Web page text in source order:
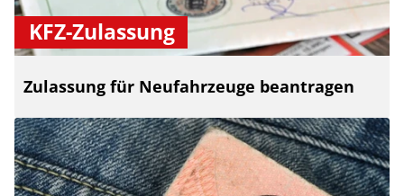
KFZ-Zulassung
Zulassung für Neufahrzeuge beantragen